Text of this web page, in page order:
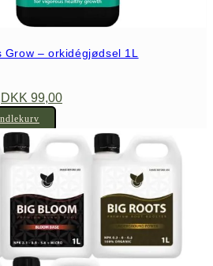
Grow – orkidégjødsel 1L
Opprinnelig
pris
var:
DKK 125,00.
DKK 99,00Nåværende
pris
DKK 99,00.